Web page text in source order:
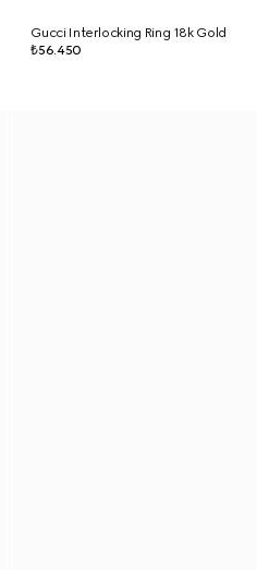
Gucci Interlocking Ring 18k Gold
₺56.450